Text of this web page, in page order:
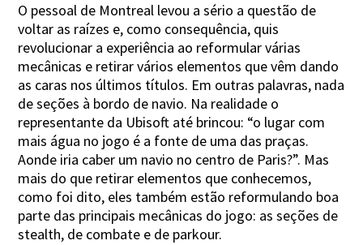
O pessoal de Montreal levou a sério a questão de
voltar as raízes e, como consequência, quis
revolucionar a experiência ao reformular várias
mecânicas e retirar vários elementos que vêm dando
as caras nos últimos títulos. Em outras palavras, nada
de seções à bordo de navio. Na realidade o
representante da Ubisoft até brincou: “o lugar com
mais água no jogo é a fonte de uma das praças.
Aonde iria caber um navio no centro de Paris?”. Mas
mais do que retirar elementos que conhecemos,
como foi dito, eles também estão reformulando boa
parte das principais mecânicas do jogo: as seções de
stealth, de combate e de parkour.